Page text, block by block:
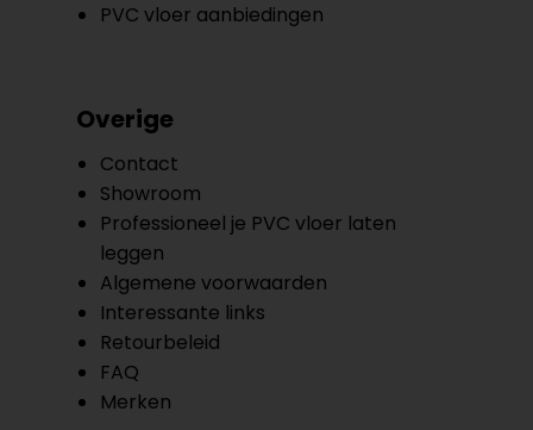
PVC vloer aanbiedingen
Overige
Contact
Showroom
Professioneel je PVC vloer laten
leggen
Algemene voorwaarden
Interessante links
Retourbeleid
FAQ
Merken